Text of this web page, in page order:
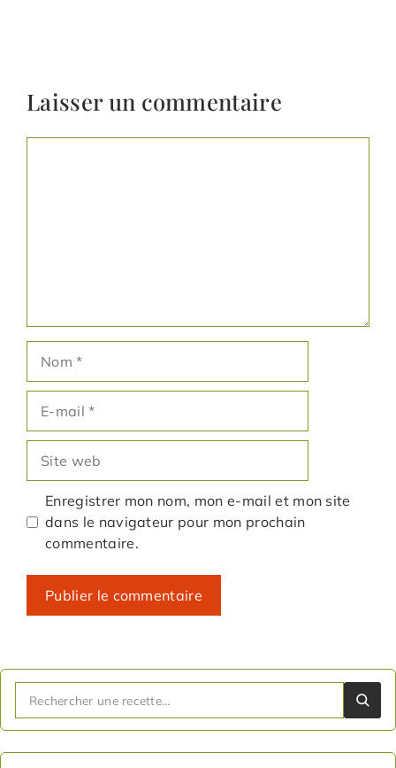
Laisser un commentaire
mail
web
Enregistrer mon nom, mon e-mail et mon site
dans le navigateur pour mon prochain
commentaire.